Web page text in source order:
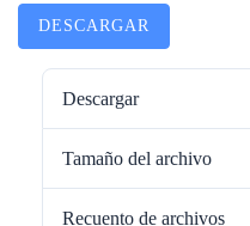
DESCARGAR
Descargar
Tamaño del archivo
Recuento de archivos